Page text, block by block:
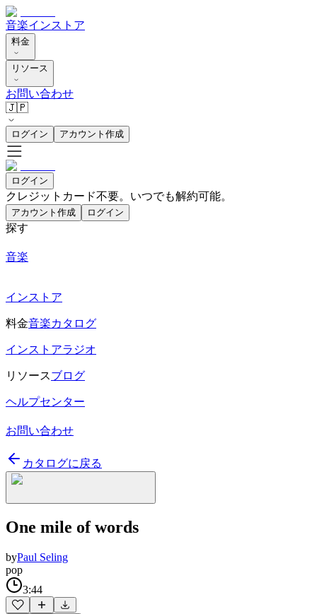
音楽インストア
料金
リソース
お問い合わせ
🇯🇵
ログイン アカウント作成
ログイン
クレジットカード不要。いつでも解約可能。
アカウント作成 ログイン
探す
音楽
インストア
料金音楽カタログ
インストアラジオ
リソースブログ
ヘルプセンター
お問い合わせ
カタログに戻る
One mile of words
byPaul Seling
pop
3:44